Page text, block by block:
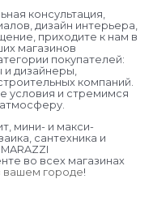
консультация,
дизайн интерьера,
приходите к нам в
магазинов
покупателей:
и дизайнеры,
компаний.
условия и стремимся
мини- и макси-
сантехника и
во всех магазинах
вашем городе!